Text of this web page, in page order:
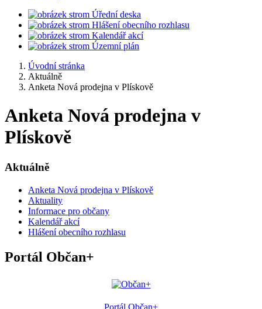
Úřední deska
Hlášení obecního rozhlasu
Kalendář akcí
Územní plán
Úvodní stránka
Aktuálně
Anketa Nová prodejna v Plískově
Anketa Nová prodejna v
Plískově
Aktuálně
Anketa Nová prodejna v Plískově
Aktuality
Informace pro občany
Kalendář akcí
Hlášení obecního rozhlasu
Portál Občan+